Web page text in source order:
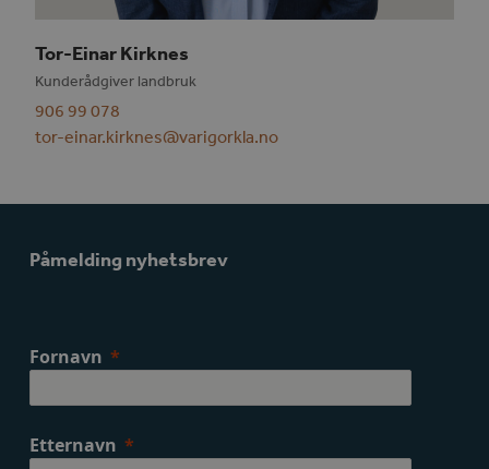
Tor-Einar Kirknes
Kunderådgiver landbruk
906 99 078
tor-einar.kirknes@varigorkla.no
Påmelding nyhetsbrev
Fornavn
Etternavn